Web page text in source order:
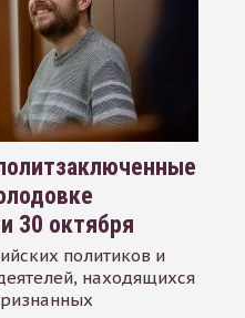
30 октября
политиков и
находящихся